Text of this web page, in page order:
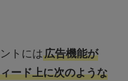
トには広告機能が
ード上に次のような